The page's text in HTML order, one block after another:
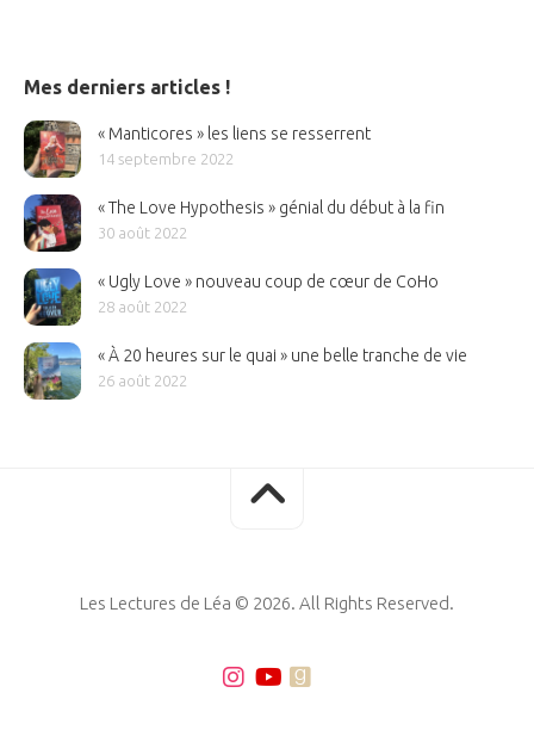
Mes derniers articles !
« Manticores » les liens se resserrent
14 septembre 2022
« The Love Hypothesis » génial du début à la fin
30 août 2022
« Ugly Love » nouveau coup de cœur de CoHo
28 août 2022
« À 20 heures sur le quai » une belle tranche de vie
26 août 2022
Les Lectures de Léa © 2026. All Rights Reserved.